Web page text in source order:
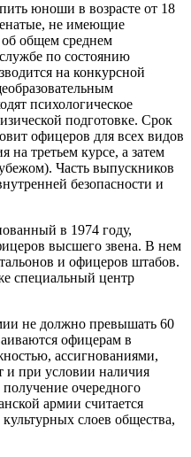
юноши в возрасте от 18
не имеющие
общем среднем
по состоянию
на конкурсной
психологическое
подготовке. Срок
офицеров для всех видов
на третьем курсе, а затем
Часть выпускников
безопасности и
в 1974 году,
высшего звена. В нем
и офицеров штабов.
специальный центр
не должно превышать 60
офицерам в
ассигнованиями,
при условии наличия
очередного
армии считается
слоев общества,